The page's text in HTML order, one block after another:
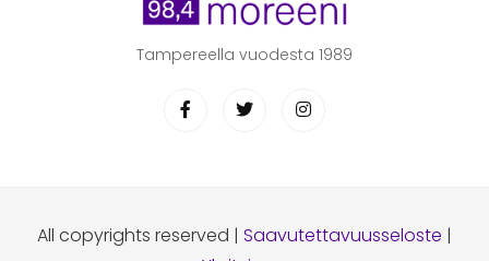
Tampereella vuodesta 1989
All copyrights reserved | Saavutettavuusseloste |